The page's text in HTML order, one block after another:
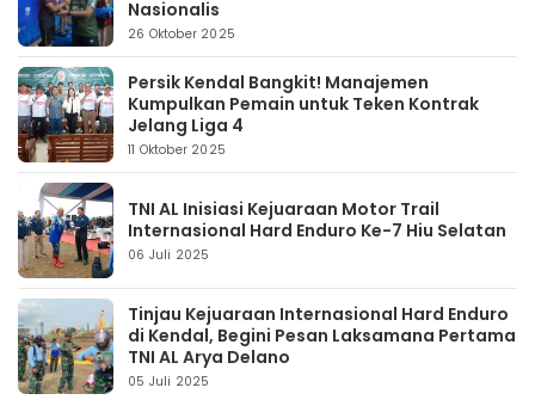
Nasionalis
26 Oktober 2025
Persik Kendal Bangkit! Manajemen
Kumpulkan Pemain untuk Teken Kontrak
Jelang Liga 4
11 Oktober 2025
TNI AL Inisiasi Kejuaraan Motor Trail
Internasional Hard Enduro Ke-7 Hiu Selatan
06 Juli 2025
Tinjau Kejuaraan Internasional Hard Enduro
di Kendal, Begini Pesan Laksamana Pertama
TNI AL Arya Delano
05 Juli 2025